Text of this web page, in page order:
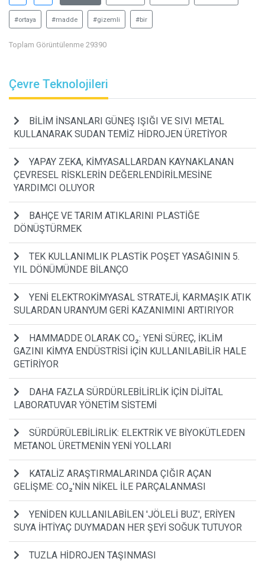
#ortaya #madde #gizemli #bir
Toplam Görüntülenme 29390
Çevre Teknolojileri
BİLİM İNSANLARI GÜNEŞ IŞIĞI VE SIVI METAL
KULLANARAK SUDAN TEMİZ HİDROJEN ÜRETİYOR
YAPAY ZEKA, KİMYASALLARDAN KAYNAKLANAN
ÇEVRESEL RİSKLERİN DEĞERLENDİRİLMESİNE
YARDIMCI OLUYOR
BAHÇE VE TARIM ATIKLARINI PLASTİĞE
DÖNÜŞTÜRMEK
TEK KULLANIMLIK PLASTİK POŞET YASAĞININ 5.
YIL DÖNÜMÜNDE BİLANÇO
YENİ ELEKTROKİMYASAL STRATEJİ, KARMAŞIK ATIK
SULARDAN URANYUM GERİ KAZANIMINI ARTIRIYOR
HAMMADDE OLARAK CO₂: YENİ SÜREÇ, İKLİM
GAZINI KİMYA ENDÜSTRİSİ İÇİN KULLANILABİLİR HALE
GETİRİYOR
DAHA FAZLA SÜRDÜRLEBİLİRLİK İÇİN DİJİTAL
LABORATUVAR YÖNETİM SİSTEMİ
SÜRDÜRÜLEBİLİRLİK: ELEKTRİK VE BİYOKÜTLEDEN
METANOL ÜRETMENİN YENİ YOLLARI
KATALİZ ARAŞTIRMALARINDA ÇIĞIR AÇAN
GELİŞME: CO₂'NİN NİKEL İLE PARÇALANMASI
YENİDEN KULLANILABİLEN 'JÖLELİ BUZ', ERİYEN
SUYA İHTİYAÇ DUYMADAN HER ŞEYİ SOĞUK TUTUYOR
TUZLA HİDROJEN TAŞINMASI